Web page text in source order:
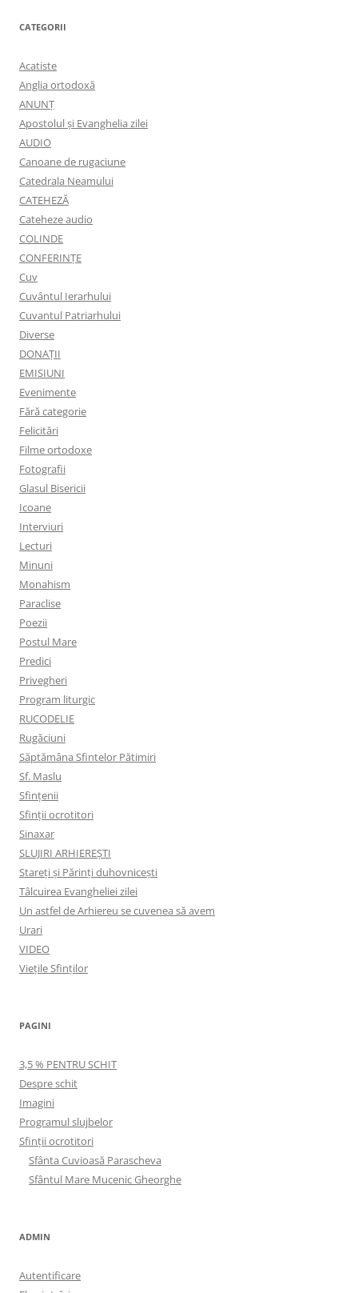
CATEGORII
Acatiste
Anglia ortodoxă
ANUNŢ
Apostolul şi Evanghelia zilei
AUDIO
Canoane de rugaciune
Catedrala Neamului
CATEHEZĂ
Cateheze audio
COLINDE
CONFERINȚE
Cuv
Cuvântul Ierarhului
Cuvantul Patriarhului
Diverse
DONAȚII
EMISIUNI
Evenimente
Fără categorie
Felicitări
Filme ortodoxe
Fotografii
Glasul Bisericii
Icoane
Interviuri
Lecturi
Minuni
Monahism
Paraclise
Poezii
Postul Mare
Predici
Privegheri
Program liturgic
RUCODELIE
Rugăciuni
Săptămâna Sfintelor Pătimiri
Sf. Maslu
Sfințenii
Sfinții ocrotitori
Sinaxar
SLUJIRI ARHIEREȘTI
Stareți și Părinți duhovnicești
Tâlcuirea Evangheliei zilei
Un astfel de Arhiereu se cuvenea să avem
Urari
VIDEO
Viețile Sfinților
PAGINI
3,5 % PENTRU SCHIT
Despre schit
Imagini
Programul slujbelor
Sfinţii ocrotitori
Sfânta Cuvioasă Parascheva
Sfântul Mare Mucenic Gheorghe
ADMIN
Autentificare